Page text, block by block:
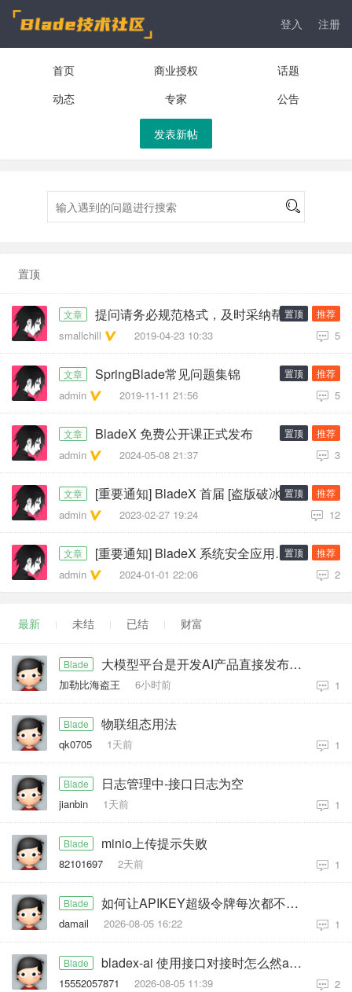
登入 注册
首页 商业授权
话题
动态
专家 公告
发表新帖
置顶
文章 提问请务必规范格式，及时采纳帮助你解决难题的回答
smallchill 2019-04-23 10:33 5
置顶 推荐
文章 SpringBlade常见问题集锦
admin 2019-11-11 21:56 5
置顶 推荐
文章 BladeX 免费公开课正式发布
admin 2024-05-08 21:37 3
置顶 推荐
文章 [重要通知] BladeX 首届 [盗版破冰行动] 圆满成功
admin 2023-02-27 19:24 12
置顶 推荐
文章 [重要通知] BladeX 系统安全应用指南
admin 2024-01-01 22:06 2
置顶 推荐
最新 未结 已结 财富
Blade 大模型平台是开发AI产品直接发布给用户使用的吗？
加勒比海盗王 6小时前 1
Blade 物联组态用法
qk0705 1天前 1
Blade 日志管理中-接口日志为空
jianbin 1天前 1
Blade minio上传提示失败
82101697 2天前 1
Blade 如何让APIKEY超级令牌每次都不写日志
damail 2026-08-05 16:22 1
Blade bladex-ai 使用接口对接时怎么然ai拥有联网搜索功能
15552057871 2026-08-05 11:39 2